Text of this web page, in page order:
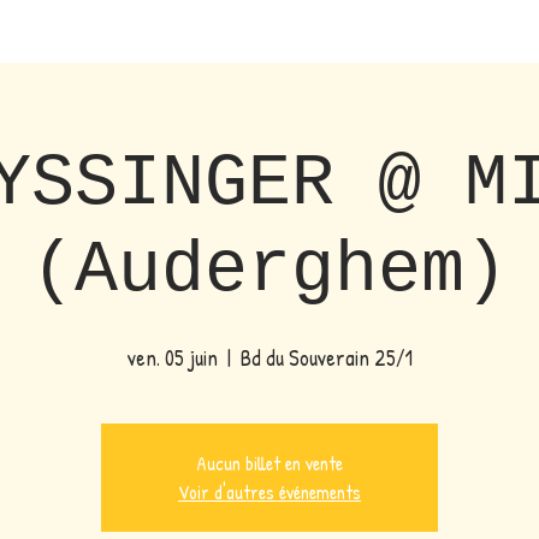
@
(Auderghem)
ven. 05 juin
  |
Bd du Souverain 25/1
Aucun billet en vente
Voir d'autres événements